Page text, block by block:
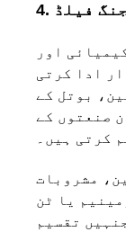
فیلڈ
اور
ادا کرتی
بوتل کے
صنعتوں کے
کرتی ہیں۔
مشروبات
یا ٹن
تقسیم